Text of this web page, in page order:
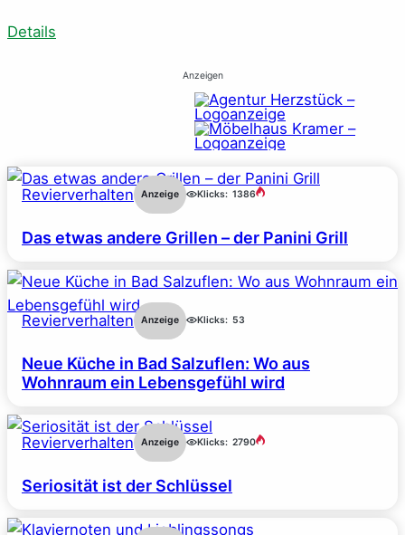
Details
Anzeigen
Revierverhalten Anzeige Klicks: 1386
Das etwas andere Grillen – der Panini Grill
Revierverhalten Anzeige Klicks: 53
Neue Küche in Bad Salzuflen: Wo aus
Wohnraum ein Lebensgefühl wird
Revierverhalten Anzeige Klicks: 2790
Seriosität ist der Schlüssel